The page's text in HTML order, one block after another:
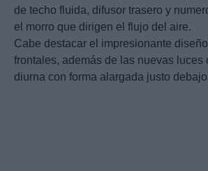
de techo fluida, difusor trasero y
el morro que dirigen el flujo del aire.
Cabe destacar el impresionante
frontales, además de las nuevas luces
diurna con forma alargada justo